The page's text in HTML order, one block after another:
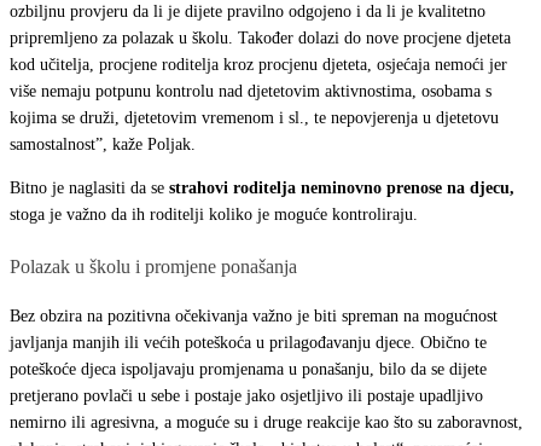
ozbiljnu provjeru da li je dijete pravilno odgojeno i da li je kvalitetno
pripremljeno za polazak u školu. Također dolazi do nove procjene djeteta
kod učitelja, procjene roditelja kroz procjenu djeteta, osjećaja nemoći jer
više nemaju potpunu kontrolu nad djetetovim aktivnostima, osobama s
kojima se druži, djetetovim vremenom i sl., te nepovjerenja u djetetovu
samostalnost”, kaže Poljak.
Bitno je naglasiti da se strahovi roditelja neminovno prenose na djecu,
stoga je važno da ih roditelji koliko je moguće kontroliraju.
Polazak u školu i promjene ponašanja
Bez obzira na pozitivna očekivanja važno je biti spreman na mogućnost
javljanja manjih ili većih poteškoća u prilagođavanju djece. Obično te
poteškoće djeca ispoljavaju promjenama u ponašanju, bilo da se dijete
pretjerano povlači u sebe i postaje jako osjetljivo ili postaje upadljivo
nemirno ili agresivna, a moguće su i druge reakcije kao što su zaboravnost,